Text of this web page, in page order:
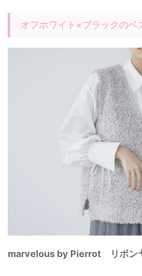
オフホワイト×ブラックのベ
marvelous by Pierrot リボン